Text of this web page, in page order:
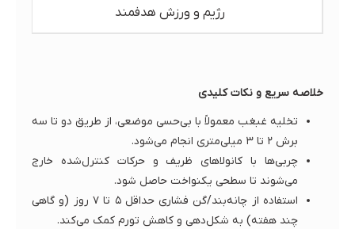
رژیم و ورزش هدفمند
خلاصه سریع و نکات کلیدی
تخلیه غبغب معمولاً با بی‌حسی موضعی، از طریق دو تا سه
برش ۲ تا ۳ میلی‌متری انجام می‌شود.
چربی‌ها با کانولاهای ظریف و حرکات کنترل‌شده خارج
می‌شوند تا سطحی یکنواخت حاصل شود.
استفاده از چانه‌بند/گن فشاری حداقل ۵ تا ۷ روز (و گاهی
چند هفته) به شکل‌دهی و کاهش تورم کمک می‌کند.